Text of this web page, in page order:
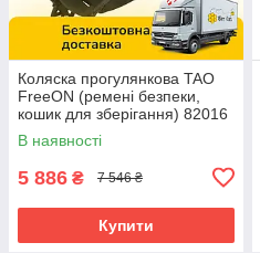
Коляска прогулянкова TAO
FreeON (ремені безпеки,
кошик для зберігання) 82016
Жовтий
В наявності
5 886 ₴ 7 546 ₴
Купити